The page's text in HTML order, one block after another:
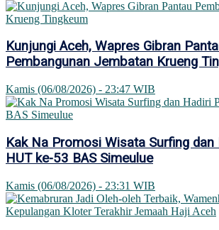
Kunjungi Aceh, Wapres Gibran
Pembangunan Jembatan Krueng
Kamis (06/08/2026) - 23:47 WIB
Kak Na Promosi Wisata Surfing dan
HUT ke-53 BAS Simeulue
Kamis (06/08/2026) - 23:31 WIB